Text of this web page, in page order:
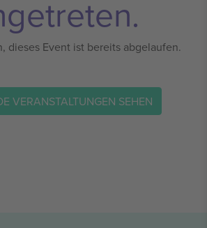
dieses Event ist bereits abgelaufen.
VERANSTALTUNGEN SEHEN